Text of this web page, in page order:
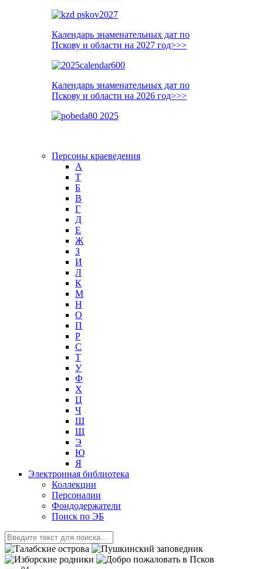
Календарь знаменательных дат по
Пскову и области на 2027 год>>>
Календарь знаменательных дат по
Пскову и области на 2026 год>>>
Персоны краеведения
А
T
Б
В
Г
Д
Е
Ж
З
И
Л
К
М
Н
О
П
Р
С
Т
У
Ф
Х
Ц
Ч
Ш
Щ
Э
Ю
Я
Электронная библиотека
Коллекции
Персоналии
Фондодержатели
Поиск по ЭБ